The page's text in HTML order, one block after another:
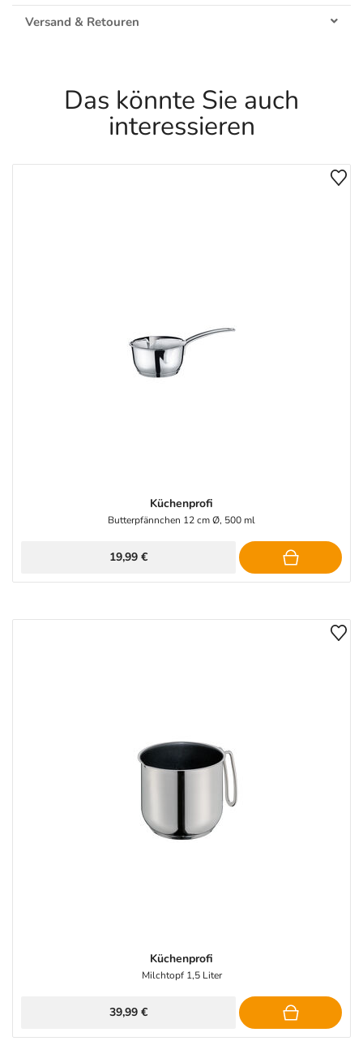
Versand & Retouren
Das könnte Sie auch
interessieren
Küchenprofi
Butterpfännchen 12 cm Ø, 500 ml
19,99 €
Küchenprofi
Milchtopf 1,5 Liter
39,99 €